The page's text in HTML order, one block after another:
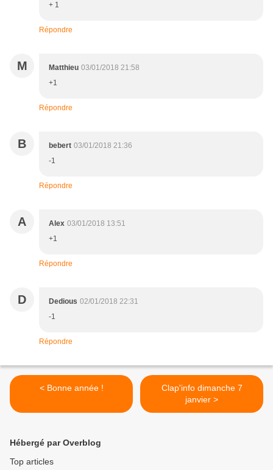
+ 1
Répondre
M Matthieu 03/01/2018 21:58
+1
Répondre
B bebert 03/01/2018 21:36
-1
Répondre
A Alex 03/01/2018 13:51
+1
Répondre
D Dedious 02/01/2018 22:31
-1
Répondre
< Bonne année !
Clap'info dimanche 7
janvier >
Hébergé par Overblog
Top articles